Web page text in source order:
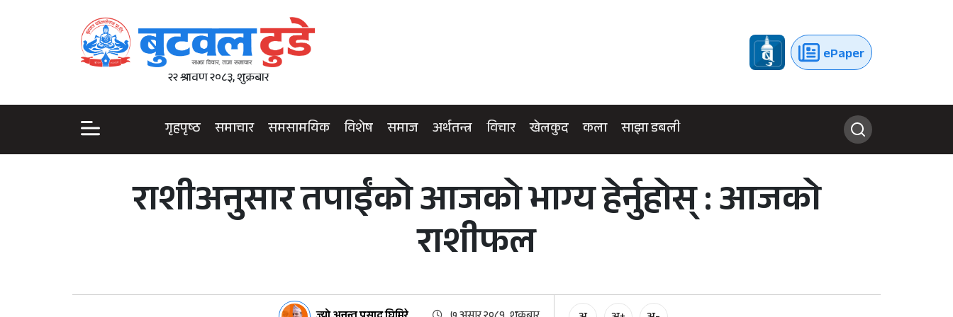
२२ श्रावण २०८३, शुक्रबार
ePaper
गृहपृष्ठ समाचार समसामयिक विशेष समाज अर्थतन्त्र विचार खेलकुद कला साझा डबली
राशीअनुसार तपाईंको आजको भाग्य हेर्नुहोस् : आजको
राशीफल